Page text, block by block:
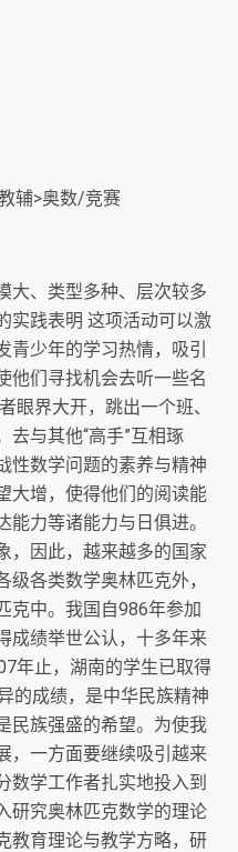
辅>奥数/竞赛
大、类型多种、层次较多
实践表明 这项活动可以激
少年的学习热情，吸引
他们寻找机会去听一些名
眼界大开，跳出一个班、
去与其他“高手”互相琢
性数学问题的素养与精神
大增，使得他们的阅读能
力等诸能力与日俱进。
，因此，越来越多的国家
各类数学奥林匹克外，
克中。我国自986年参加
成绩举世公认，十多年来
年止，湖南的学生已取得
的成绩，是中华民族精神
民族强盛的希望。为使我
，一方面要继续吸引越来
数学工作者扎实地投入到
研究奥林匹克数学的理论
教育理论与教学方略，研